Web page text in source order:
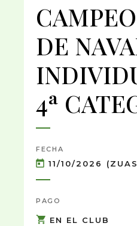
DE
4ª
FECHA
11/10/2026
PAGO
EN EL CLUB